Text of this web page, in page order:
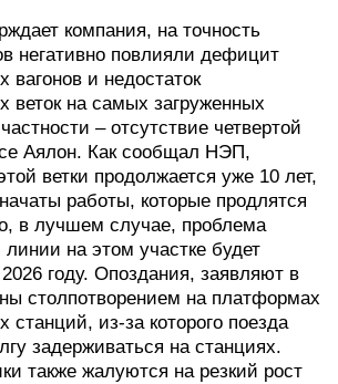
компания, на точность
негативно повлияли дефицит
вагонов и недостаток
веток на самых загруженных
– отсутствие четвертой
Аялон. Как сообщал НЭП,
ветки продолжается уже 10 лет,
работы, которые продлятся
в лучшем случае, проблема
линии на этом участке будет
году. Опоздания, заявляют в
столпотворением на платформах
станций, из-за которого поезда
задерживаться на станциях.
также жалуются на резкий рост